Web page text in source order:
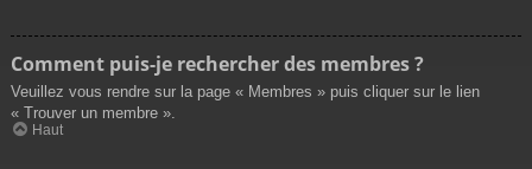
Comment puis-je rechercher des membres ?
Veuillez vous rendre sur la page « Membres » puis cliquer sur le lien
« Trouver un membre ».
Haut